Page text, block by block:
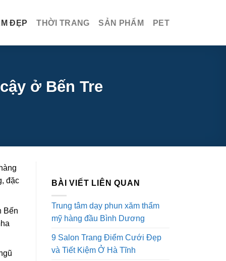
ĐẸP THỜI TRANG SẢN PHẨM PET
ở Bến Tre
đặc
Bến
BÀI VIẾT LIÊN QUAN
Trung tâm dạy phun xăm thẩm
mỹ hàng đầu Bình Dương
9 Salon Trang Điểm Cưới Đẹp
và Tiết Kiệm Ở Hà Tĩnh